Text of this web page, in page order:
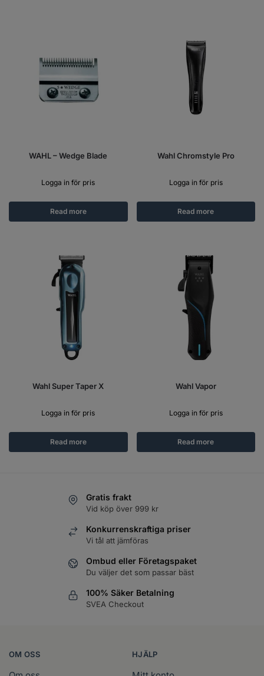
WAHL – Wedge Blade
Logga in för pris
Read more
Wahl Chromstyle Pro
Logga in för pris
Read more
Wahl Super Taper X
Logga in för pris
Read more
Wahl Vapor
Logga in för pris
Read more
Gratis frakt
Vid köp över 999 kr
Konkurrenskraftiga priser
Vi tål att jämföras
Ombud eller Företagspaket
Du väljer det som passar bäst
100% Säker Betalning
SVEA Checkout
OM OSS HJÄLP